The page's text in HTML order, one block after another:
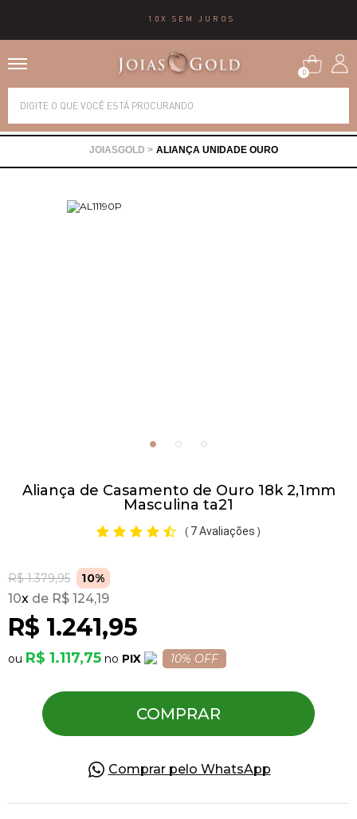
10X SEM JUROS
0
ALIANÇA UNIDADE OURO
Aliança de Casamento de Ouro 18k 2,1mm
Masculina ta21
( 7 Avaliações )
R$ 1.379,95 10%
R$ 1.241,95
10x R$ 124,19
R$ 1.117,75 PIX 10% OFF
COMPRAR
Comprar pelo WhatsApp
Alianças
Brincos
Pedras Preciosas
OFERTAS